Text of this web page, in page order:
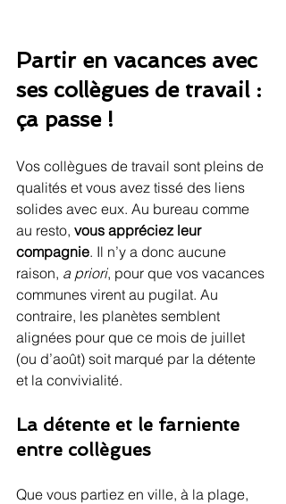
Partir en vacances avec
ses collègues de travail :
ça passe !
Vos collègues de travail sont pleins de
qualités et vous avez tissé des liens
solides avec eux. Au bureau comme
au resto, vous appréciez leur
compagnie. Il n’y a donc aucune
raison, a priori, pour que vos vacances
communes virent au pugilat. Au
contraire, les planètes semblent
alignées pour que ce mois de juillet
(ou d’août) soit marqué par la détente
et la convivialité.
La détente et le farniente
entre collègues
Que vous partiez en ville, à la plage,